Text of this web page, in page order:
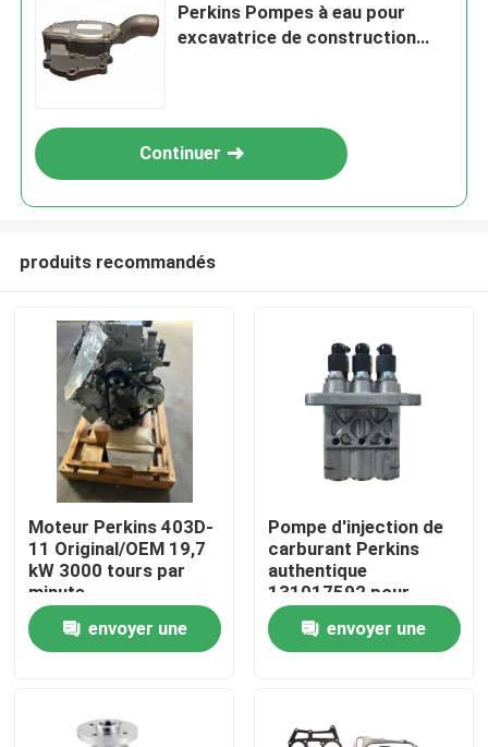
Aperçu
A propos de nous
Perkins Pompes à eau pour
excavatrice de construction
Continuer
produits recommandés
Moteur Perkins 403D-
11 Original/OEM 19,7
kW 3000 tours par
minute
envoyer une
Pompe d'injection de
carburant Perkins
authentique
131017592 pour
moteur diesel 403D
envoyer une